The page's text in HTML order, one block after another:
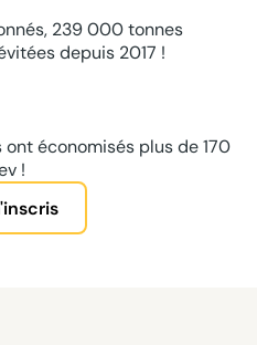
239 000 tonnes
depuis 2017 !
économisés plus de 170
!